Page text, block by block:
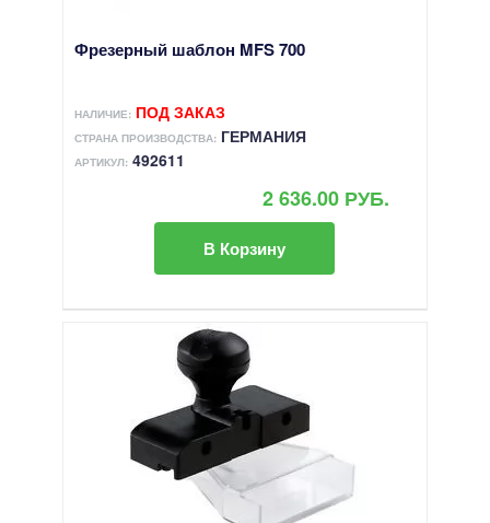
Фрезерный шаблон MFS 700
НАЛИЧИЕ: ПОД ЗАКАЗ
СТРАНА ПРОИЗВОДСТВА:ГЕРМАНИЯ
АРТИКУЛ:492611
2 636.00 РУБ.
В Корзину